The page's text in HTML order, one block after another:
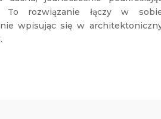
rozwiązanie łączy w
wpisując się w